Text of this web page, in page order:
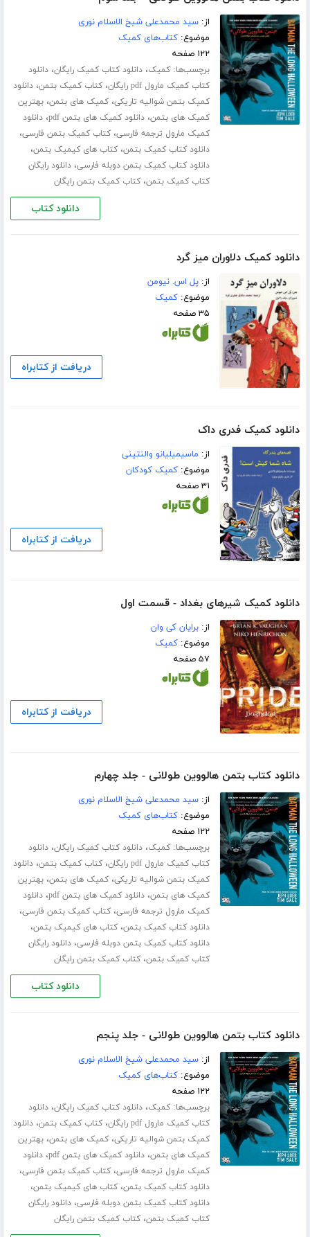
از:سید محمدعلی شیخ الاسلام نوری
موضوع:کتاب‌های کمیک
۱۲۲ صفحه
برچسب‌ها:کمیک،دانلود کتاب کمیک رایگان،دانلود
کتاب کمیک مارول pdf رایگان
،کتاب کمیک بتمن،دانلود
کمیک بتمن شوالیه تاریکی،کمیک های بتمن،بهترین
کمیک های بتمن،دانلود کمیک های بتمن pdf ،دانلود
کمیک مارول ترجمه فارسی،کتاب کمیک بتمن فارسی،
دانلود کتاب کمیک بتمن،کتاب های کیمیک بتمن،
دانلود کتاب کمیک بتمن دوبله فارسی،دانلود رایگان
کتاب کمیک بتمن،کتاب کمیک بتمن رایگان
دانلود کتاب
دانلود کمیک دلاوران میز گرد
از:پل اس. نیومن
موضوع:کمیک
۳۵ صفحه
دریافت از کتابراه
دانلود کمیک فدری داک
از: ماسیمیلیانو والنتینی
موضوع:کمیک کودکان
۳۱ صفحه
دریافت از کتابراه
دانلود کمیک شیرهای بغداد - قسمت اول
از:برایان کی وان
موضوع:کمیک
۵۷ صفحه
دریافت از کتابراه
دانلود کتاب بتمن هالووین طولانی - جلد چهارم
از:سید محمدعلی شیخ الاسلام نوری
موضوع:کتاب‌های کمیک
۱۲۲ صفحه
برچسب‌ها:کمیک،دانلود کتاب کمیک رایگان،دانلود
کتاب کمیک مارول pdf رایگان
،کتاب کمیک بتمن،دانلود
کمیک بتمن شوالیه تاریکی،کمیک های بتمن،بهترین
کمیک های بتمن،دانلود کمیک های بتمن pdf ،دانلود
کمیک مارول ترجمه فارسی،کتاب کمیک بتمن فارسی،
دانلود کتاب کمیک بتمن،کتاب های کیمیک بتمن،
دانلود کتاب کمیک بتمن دوبله فارسی،دانلود رایگان
کتاب کمیک بتمن،کتاب کمیک بتمن رایگان
دانلود کتاب
دانلود کتاب بتمن هالووین طولانی - جلد پنجم
از:سید محمدعلی شیخ الاسلام نوری
موضوع:کتاب‌های کمیک
۱۲۲ صفحه
برچسب‌ها:کمیک،دانلود کتاب کمیک رایگان،دانلود
کتاب کمیک مارول pdf رایگان
،کتاب کمیک بتمن،دانلود
کمیک بتمن شوالیه تاریکی،کمیک های بتمن،بهترین
کمیک های بتمن،دانلود کمیک های بتمن pdf ،دانلود
کمیک مارول ترجمه فارسی،کتاب کمیک بتمن فارسی،
دانلود کتاب کمیک بتمن،کتاب های کیمیک بتمن،
دانلود کتاب کمیک بتمن دوبله فارسی،دانلود رایگان
کتاب کمیک بتمن،کتاب کمیک بتمن رایگان